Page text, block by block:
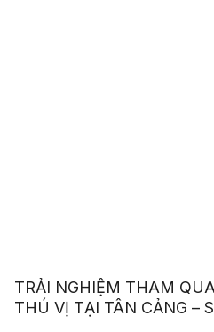
TRẢI NGHIỆM THAM
THÚ VỊ TẠI TÂN CẢNG –